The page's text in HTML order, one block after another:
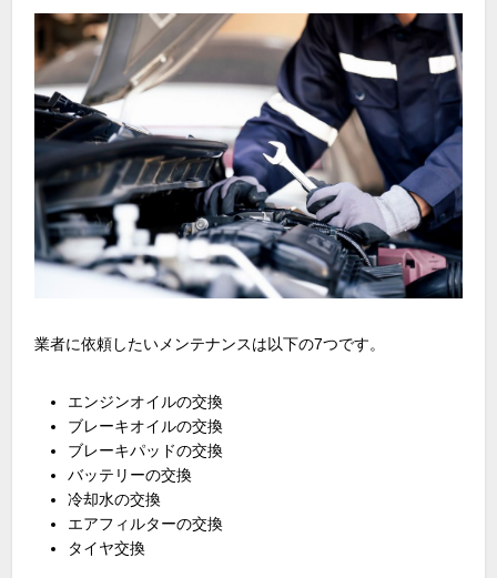
業者に依頼したいメンテナンスは以下の7つです。
エンジンオイルの交換
ブレーキオイルの交換
ブレーキパッドの交換
バッテリーの交換
冷却水の交換
エアフィルターの交換
タイヤ交換